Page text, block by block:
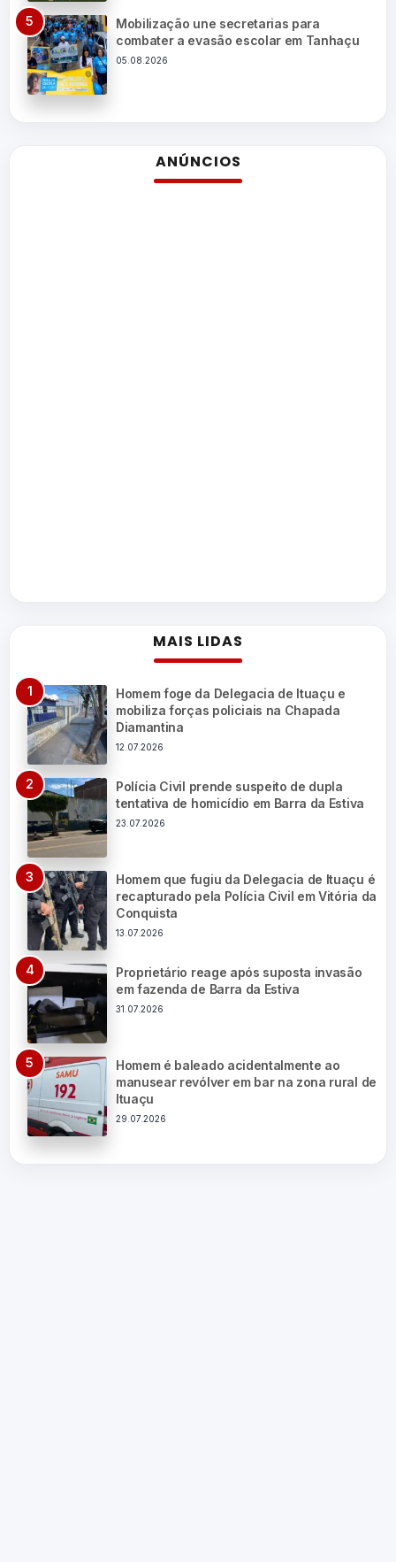
Mobilização une secretarias para
combater a evasão escolar em Tanhaçu
05.08.2026
ANÚNCIOS
MAIS LIDAS
Homem foge da Delegacia de Ituaçu e
mobiliza forças policiais na Chapada
Diamantina
12.07.2026
Polícia Civil prende suspeito de dupla
tentativa de homicídio em Barra da Estiva
23.07.2026
Homem que fugiu da Delegacia de Ituaçu é
recapturado pela Polícia Civil em Vitória da
Conquista
13.07.2026
Proprietário reage após suposta invasão
em fazenda de Barra da Estiva
31.07.2026
Homem é baleado acidentalmente ao
manusear revólver em bar na zona rural de
Ituaçu
29.07.2026